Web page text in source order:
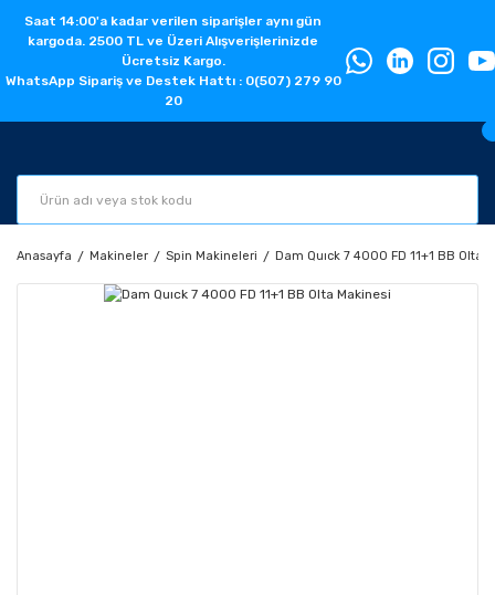
Saat 14:00'a kadar verilen siparişler aynı gün
kargoda. 2500 TL ve Üzeri Alışverişlerinizde
Ücretsiz Kargo.
WhatsApp Sipariş ve Destek Hattı : 0(507) 279 90
20
Anasayfa Makineler Spin Makineleri Dam Quıck 7 4000 FD 11+1 BB Olta